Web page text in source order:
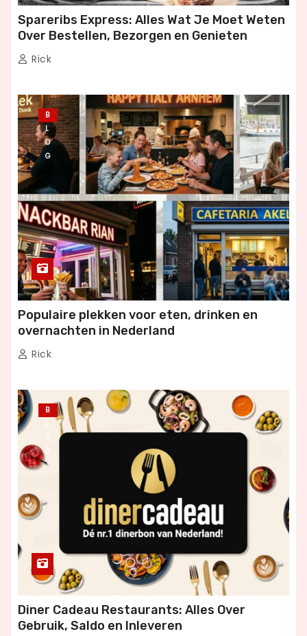
Spareribs Express: Alles Wat Je Moet Weten
Over Bestellen, Bezorgen en Genieten
Rick
B
L
O
G
Populaire plekken voor eten, drinken en
overnachten in Nederland
Rick
B
L
O
G
Diner Cadeau Restaurants: Alles Over
Gebruik, Saldo en Inleveren